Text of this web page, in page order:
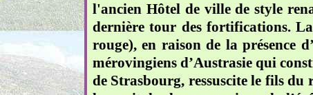
l'ancien Hôtel de ville de style
dernière tour des fortifications.
rouge), en raison de la présence
mérovingiens d’Austrasie qui
de Strasbourg, ressuscite le fils